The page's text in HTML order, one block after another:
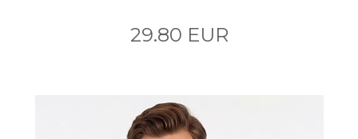
29.80 EUR